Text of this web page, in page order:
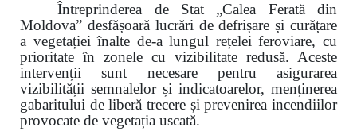
Întreprinderea de Stat „Calea Ferată din
Moldova” desfășoară lucrări de defrișare și curățare
a vegetației înalte de-a lungul rețelei feroviare, cu
prioritate în zonele cu vizibilitate redusă. Aceste
intervenții sunt necesare pentru asigurarea
vizibilității semnalelor și indicatoarelor, menținerea
gabaritului de liberă trecere și prevenirea incendiilor
provocate de vegetația uscată.